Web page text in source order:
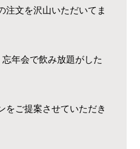
注文を沢山いただいてま
年会で飲み放題がした
をご提案させていただき